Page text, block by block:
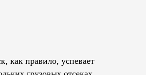
как правило, успевает